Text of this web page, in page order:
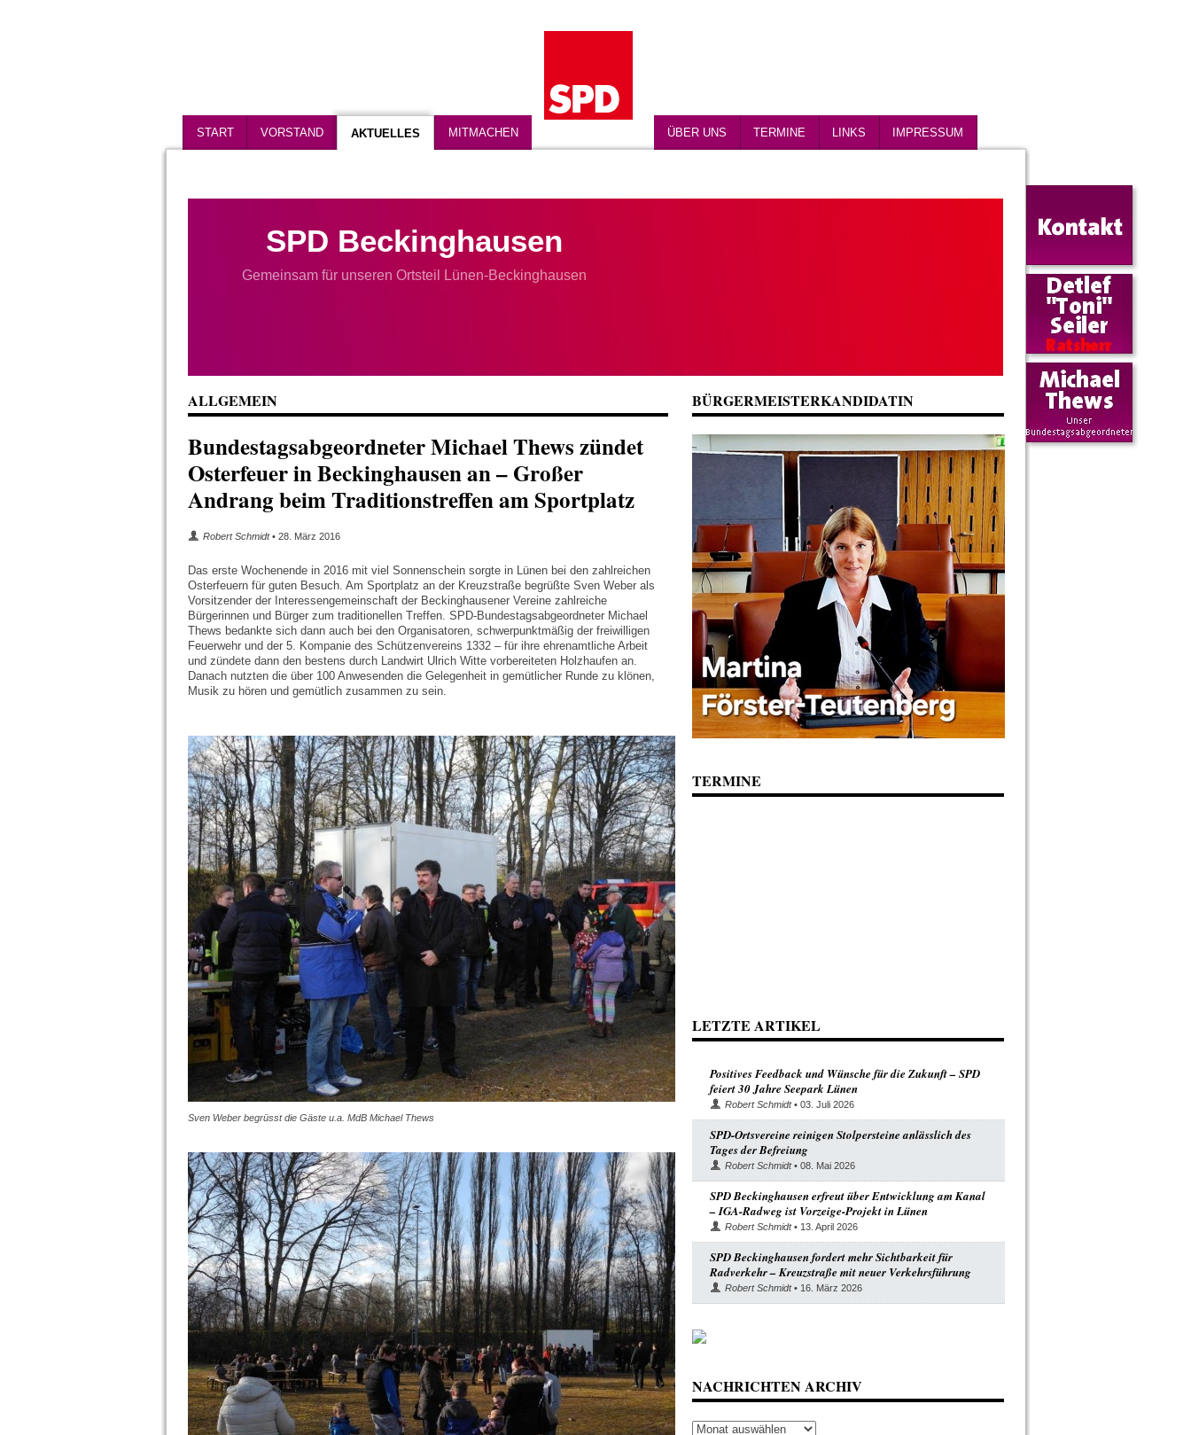
START VORSTAND AKTUELLES MITMACHEN IMPRESSUM
LINKS
TERMINE
ÜBER UNS
SPD Beckinghausen
Gemeinsam für unseren Ortsteil Lünen-Beckinghausen
ALLGEMEIN
Bundestagsabgeordneter Michael Thews zündet
Osterfeuer in Beckinghausen an – Großer
Andrang beim Traditionstreffen am Sportplatz
Robert Schmidt• 28. März 2016
Das erste Wochenende in 2016 mit viel Sonnenschein sorgte in Lünen bei den zahlreichen
Osterfeuern für guten Besuch. Am Sportplatz an der Kreuzstraße begrüßte Sven Weber als
Vorsitzender der Interessengemeinschaft der Beckinghausener Vereine zahlreiche
Bürgerinnen und Bürger zum traditionellen Treffen. SPD-Bundestagsabgeordneter Michael
Thews bedankte sich dann auch bei den Organisatoren, schwerpunktmäßig der freiwilligen
Feuerwehr und der 5. Kompanie des Schützenvereins 1332 – für ihre ehrenamtliche Arbeit
und zündete dann den bestens durch Landwirt Ulrich Witte vorbereiteten Holzhaufen an.
Danach nutzten die über 100 Anwesenden die Gelegenheit in gemütlicher Runde zu klönen,
Musik zu hören und gemütlich zusammen zu sein.
Sven Weber begrüsst die Gäste u.a. MdB Michael Thews
BÜRGERMEISTERKANDIDATIN
TERMINE
LETZTE ARTIKEL
Positives Feedback und Wünsche für die Zukunft – SPD
feiert 30 Jahre Seepark Lünen
Robert Schmidt• 03. Juli 2026
SPD-Ortsvereine reinigen Stolpersteine anlässlich des
Tages der Befreiung
Robert Schmidt• 08. Mai 2026
SPD Beckinghausen erfreut über Entwicklung am Kanal
– IGA-Radweg ist Vorzeige-Projekt in Lünen
Robert Schmidt• 13. April 2026
SPD Beckinghausen fordert mehr Sichtbarkeit für
Radverkehr – Kreuzstraße mit neuer Verkehrsführung
Robert Schmidt• 16. März 2026
NACHRICHTEN ARCHIV
Nachrichten